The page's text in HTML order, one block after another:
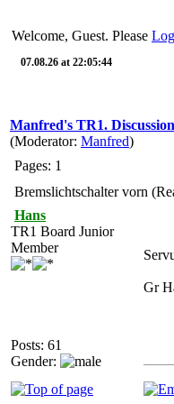
Welcome, Guest. Please
07.08.26 at 22:05:44
Manfred's TR1.
(Moderator: Manfred)
Pages: 1
Bremslichtschalter vorn
Hans
TR1 Board Junior
Member
Posts: 61
Gender:
Gr